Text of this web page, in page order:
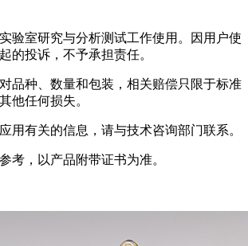
验室研究与分析测试工作使用。因用户使
的投诉，不予承担责任。
品种、数量和包装，相关赔偿只限于标准
他任何损失。
用有关的信息，请与技术咨询部门联系。
考，以产品附带证书为准。